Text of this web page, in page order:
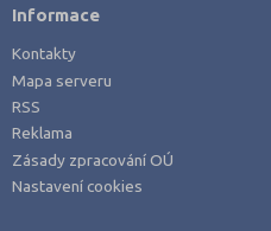
Informace
Kontakty
Mapa serveru
RSS
Reklama
Zásady zpracování OÚ
Nastavení cookies